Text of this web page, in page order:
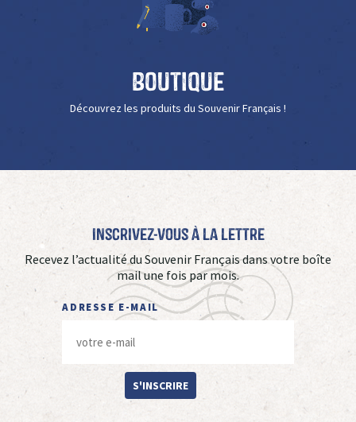
Boutique
Découvrez les produits du Souvenir Français !
Inscrivez-vous à La Lettre
Recevez l’actualité du Souvenir Français dans votre boîte
mail une fois par mois.
ADRESSE E-MAIL
S'INSCRIRE